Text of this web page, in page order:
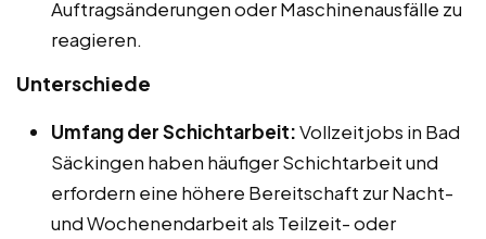
Auftragsänderungen oder Maschinenausfälle zu
reagieren.
Unterschiede
Umfang der Schichtarbeit:Vollzeitjobs in Bad
Säckingen haben häufiger Schichtarbeit und
erfordern eine höhere Bereitschaft zur Nacht-
und Wochenendarbeit als Teilzeit- oder